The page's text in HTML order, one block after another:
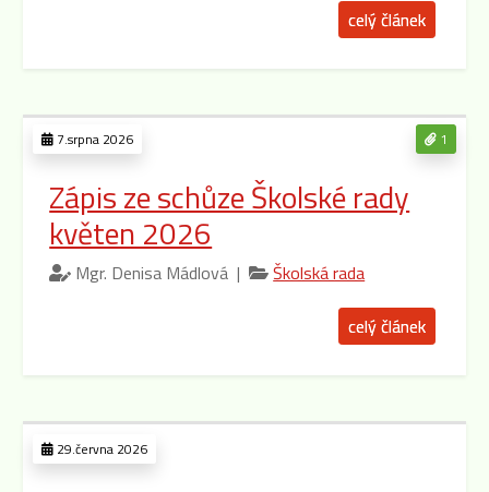
celý článek
1
7.srpna 2026
Zápis ze schůze Školské rady
květen 2026
Mgr. Denisa Mádlová | Školská rada
celý článek
29.června 2026